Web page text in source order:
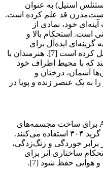
استیل) به عنوان
قد علم کرده است.
خود، نمادی از
است. استحکام بالا و
گزینه‌ای ایده‌آل برای
مجسمه‌های بزرگ در فضاهای باز تبدیل کرده است [7]. هنرمندان با
که با محیط اطراف خود
آسمان، درختان و
به یک عنصر زنده و پویا در
شرکت‌های متخصصی مانند Aongking برای ساخت مجسمه‌های
فضای باز خود عمدتاً از فولاد ضد زنگ گرید ۳۰۴ استفاده می‌کنند.
برابر خوردگی و زنگ‌زدگی،
ساختاری اثر برای
هوایی حفظ شود [7].